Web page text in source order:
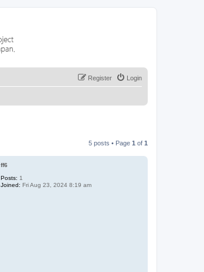
Login
Register
5 posts • Page 1 of 1
ff6
Posts: 1
Joined: Fri Aug 23, 2024 8:19 am